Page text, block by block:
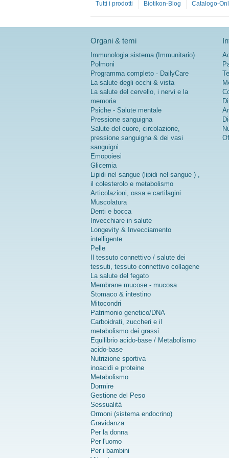
do semi-
è presente
quantità
vegane ed
è quindi
spesso
e. La
nostra L-
altamente
pura e
lavorata
tollerabilità.
100 %
naturale,
informazio
Tutti i prodotti Biotikon-Blog Catalogo-
Organi & temi
Immunologia sistema (Immunitario)
Polmoni
Programma completo - DailyCare
La salute degli occhi & vista
La salute del cervello, i nervi e la
memoria
Psiche - Salute mentale
Pressione sanguigna
Salute del cuore, circolazione,
pressione sanguigna & dei vasi
sanguigni
Emopoiesi
Glicemia
Lipidi nel sangue (lipidi nel sangue ) ,
il colesterolo e metabolismo
Articolazioni, ossa e cartilagini
Muscolatura
Denti e bocca
Invecchiare in salute
Longevity & Invecciamento
intelligente
Pelle
Il tessuto connettivo / salute dei
tessuti, tessuto connettivo collagene
La salute del fegato
Membrane mucose - mucosa
Stomaco & intestino
Mitocondri
Patrimonio genetico/DNA
Carboidrati, zuccheri e il
metabolismo dei grassi
Equilibrio acido-base / Metabolismo
acido-base
Nutrizione sportiva
inoacidi e proteine
Metabolismo
Dormire
Gestione del Peso
Sessualità
Ormoni (sistema endocrino)
Gravidanza
Per la donna
Per l'uomo
Per i bambini